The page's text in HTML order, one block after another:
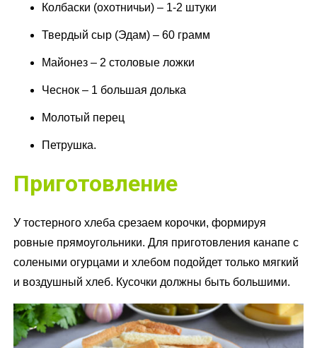
Колбаски (охотничьи) – 1-2 штуки
Твердый сыр (Эдам) – 60 грамм
Майонез – 2 столовые ложки
Чеснок – 1 большая долька
Молотый перец
Петрушка.
Приготовление
У тостерного хлеба срезаем корочки, формируя
ровные прямоугольники. Для приготовления канапе с
солеными огурцами и хлебом подойдет только мягкий
и воздушный хлеб. Кусочки должны быть большими.